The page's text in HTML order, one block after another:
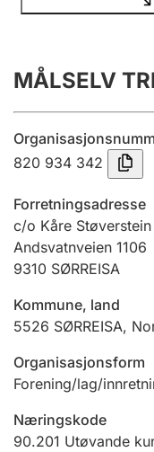
Årsrekneskap
Innsending og
Jeger
Betaling og
MÅLSELV
820 934 342
Forretningsadresse
c/o Kåre Støverstein
Andsvatnveien 1106
9310 SØRREISA
Kommune, land
5526 SØRREISA,
Organisasjonsform
Forening/lag/
Næringskode
90.201 Utøvande